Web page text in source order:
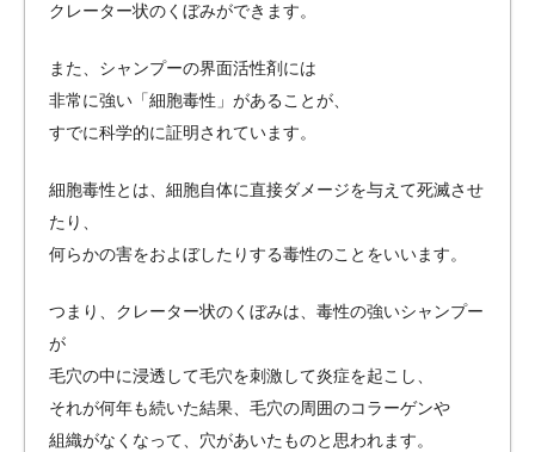
クレーター状のくぼみができます。
また、シャンプーの界面活性剤には
非常に強い「細胞毒性」があることが、
すでに科学的に証明されています。
細胞毒性とは、細胞自体に直接ダメージを与えて死滅させ
たり、
何らかの害をおよぼしたりする毒性のことをいいます。
つまり、クレーター状のくぼみは、毒性の強いシャンプー
が
毛穴の中に浸透して毛穴を刺激して炎症を起こし、
それが何年も続いた結果、毛穴の周囲のコラーゲンや
組織がなくなって、穴があいたものと思われます。